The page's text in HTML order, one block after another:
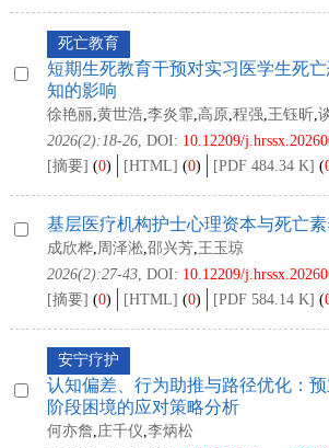
死亡教育
短期生死教育干预对实习医学生死
知的影响
徐艳丽,黄世浩,李炎霏,高原,程强,王钰昕,
2026(2):18-26, DOI: 10.12209/
[摘要] (0) [HTML] (0) [PDF 484.34 K] (
基层医疗机构护士心理资本与死亡
成欣桦,周泽淞,邵兴芳,王玉琼
2026(2):27-43, DOI: 10.12209/
[摘要] (0) [HTML] (0) [PDF 584.14 K] (
安宁疗护
认知偏差、行为助推与路径优化：
阶段困境的应对策略分析
何亦詹,庄千仪,李炳松